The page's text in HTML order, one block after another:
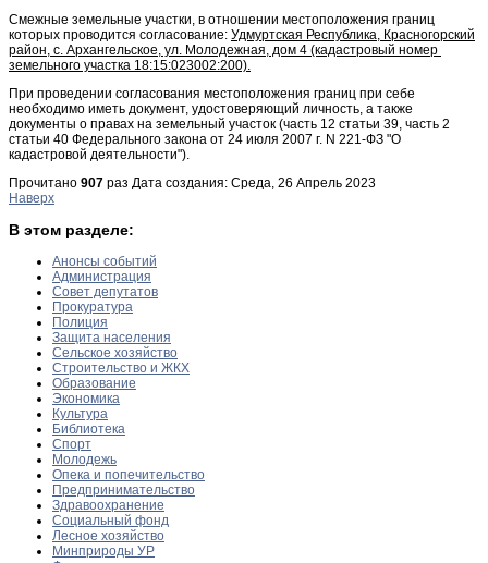
Смежные земельные участки, в отношении местоположения границ
которых проводится согласование: Удмуртская Республика, Красногорский
район, с. Архангельское, ул. Молодежная, дом 4 (кадастровый номер
земельного участка 18:15:023002:200).
При проведении согласования местоположения границ при себе
необходимо иметь документ, удостоверяющий личность, а также
документы о правах на земельный участок (часть 12 статьи 39, часть 2
статьи 40 Федерального закона от 24 июля 2007 г. N 221-ФЗ "О
кадастровой деятельности").
Прочитано 907 раз Дата создания: Среда, 26 Апрель 2023
Наверх
В этом разделе:
Анонсы событий
Администрация
Совет депутатов
Прокуратура
Полиция
Защита населения
Сельское хозяйство
Строительство и ЖКХ
Образование
Экономика
Культура
Библиотека
Спорт
Молодежь
Опека и попечительство
Предпринимательство
Здравоохранение
Социальный фонд
Лесное хозяйство
Минприроды УР